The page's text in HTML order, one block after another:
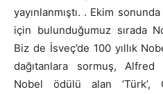
yayınlanmıştı. . Ekim
için bulunduğumuz sırada
Biz de İsveç’de 100 yıllık
dağıtanlara sormuş, Alfred
Nobel ödülü alan ‘Türk’,